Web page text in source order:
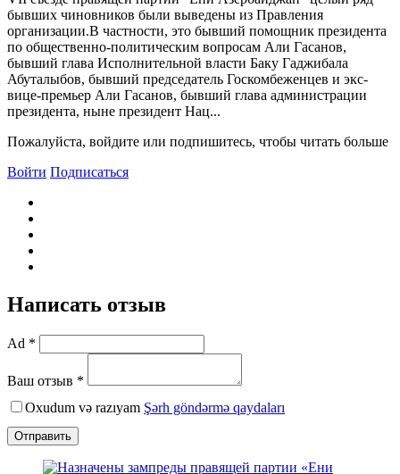
бывших чиновников были выведены из Правления
организации.В частности, это бывший помощник президента
по общественно-политическим вопросам Али Гасанов,
бывший глава Исполнительной власти Баку Гаджибала
Абуталыбов, бывший председатель Госкомбеженцев и экс-
вице-премьер Али Гасанов, бывший глава администрации
президента, ныне президент Нац...
Пожалуйста, войдите или подпишитесь, чтобы читать больше
Войти Подписаться
Написать отзыв
Ad *
Ваш отзыв *
Oxudum və razıyam Şərh göndərmə qaydaları
Отправить